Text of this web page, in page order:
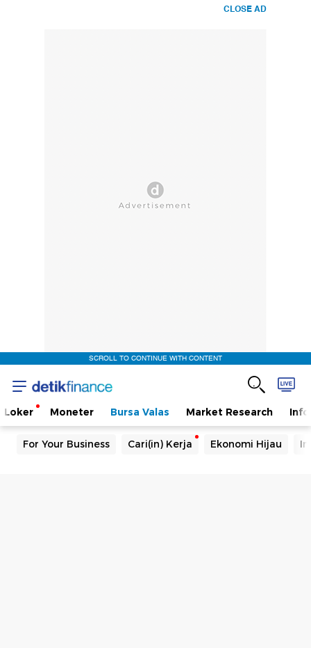
CLOSE AD
SCROLL TO CONTINUE WITH CONTENT
Loker Moneter Bursa Valas Market Research
For Your Business Cari(in) Kerja Ekonomi Hijau